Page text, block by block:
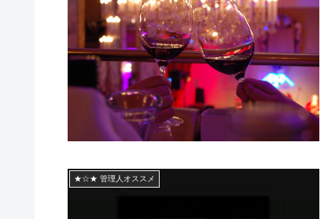
★☆★ 管理人オススメ